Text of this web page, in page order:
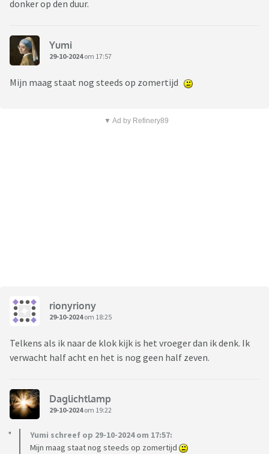
donker op den duur.
Yumi
29-10-2024om 17:57
Mijn maag staat nog steeds op zomertijd
▼ Ad by Refinery89
rionyriony
29-10-2024om 18:25
Telkens als ik naar de klok kijk is het vroeger dan ik denk. Ik
verwacht half acht en het is nog geen half zeven.
Daglichtlamp
29-10-2024om 19:22
Yumi schreef op 29-10-2024 om 17:57:
Mijn maag staat nog steeds op zomertijd